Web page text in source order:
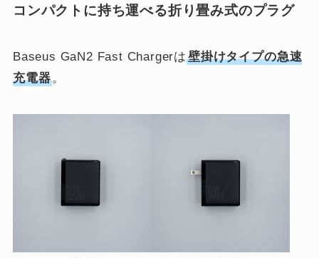
コンパクトに持ち運べる折り畳み式のプラグ
Baseus GaN2 Fast Chargerは壁掛けタイプの急速
充電器。